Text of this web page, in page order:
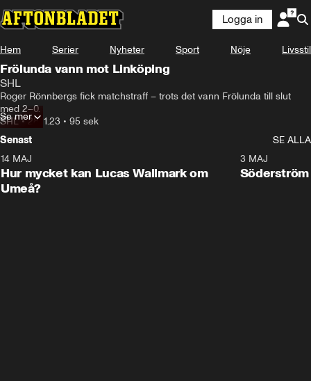
Logga in
Hem Serier Nyheter Sport Nöje Livsstil
Frölunda vann mot Linköping
SHL
Roger Rönnbergs fick matchstraff – trots det vann Frölunda till slut
med 2–0.
SHL•28.11.23 • 95 sek
Se mer
Senast
SE ALLA
Plus
14 MAJ
Hur mycket kan Lucas Wallmark om
Umeå?
3 MAJ